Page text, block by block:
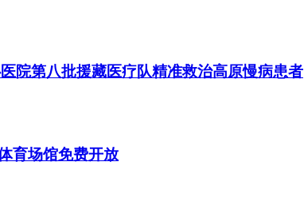
院第八批援藏医疗队精准救治高原慢病患者
育场馆免费开放